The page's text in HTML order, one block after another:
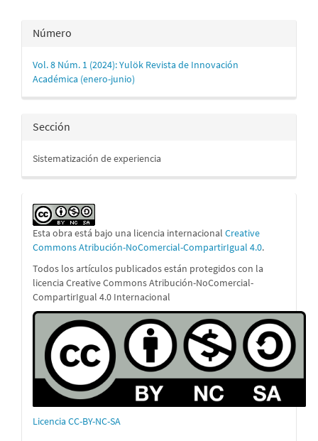
Detalles
del
artículo
Número
Vol. 8 Núm. 1 (2024): Yulök Revista de Innovación
Académica (enero-junio)
Sección
Sistematización de experiencia
Esta obra está bajo una licencia internacional Creative
Commons Atribución-NoComercial-CompartirIgual 4.0.
Todos los artículos publicados están protegidos con la
licencia Creative Commons Atribución-NoComercial-
CompartirIgual 4.0 Internacional
Licencia CC-BY-NC-SA